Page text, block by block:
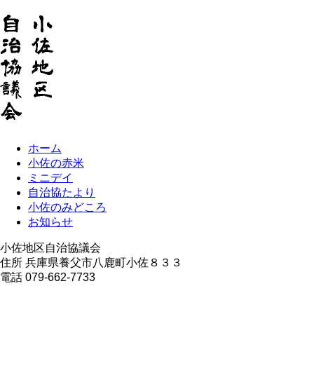
ホーム
小佐の赤米
ミニデイ
自治協たより
小佐のみどころ
お知らせ
小佐地区自治協議会
住所 兵庫県養父市八鹿町小佐８３３
電話 079-662-7733